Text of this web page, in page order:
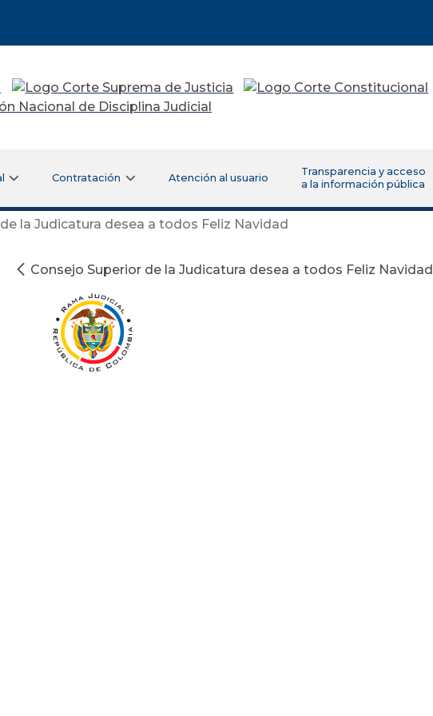
Contratación Atención al usuario
Transparencia y acceso
a la información pública
la Judicatura desea a todos Feliz Navidad
Consejo Superior de la Judicatura desea a todos Feliz Navidad